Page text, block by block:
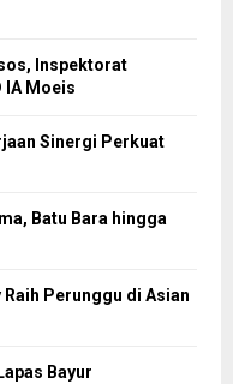
Inspektorat
IA Moeis
Sinergi Perkuat
Batu Bara hingga
Perunggu di Asian
Bayur